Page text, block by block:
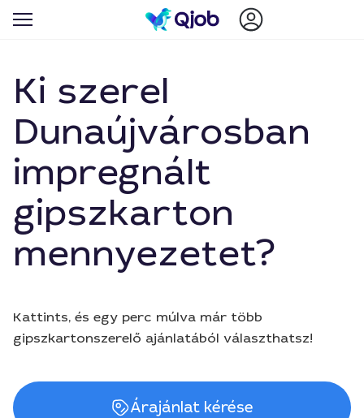
Ki szerel
Dunaújvárosban
impregnált
gipszkarton
mennyezetet?
Kattints, és egy perc múlva már több
gipszkartonszerelő ajánlatából választhatsz!
Árajánlat kérése